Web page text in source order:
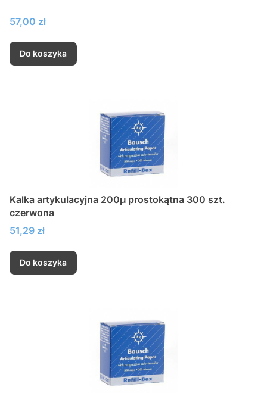
Cena
57,00 zł
Do koszyka
Kalka artykulacyjna 200µ prostokątna 300 szt.
czerwona
Cena
51,29 zł
Do koszyka